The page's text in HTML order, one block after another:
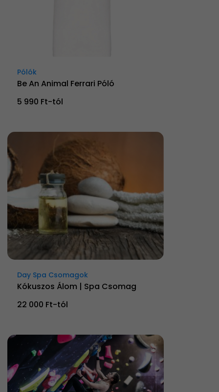
Pólók
Be An Animal Ferrari Póló
5 990 Ft-tól
Day Spa Csomagok
Kókuszos Álom | Spa Csomag
22 000 Ft-tól